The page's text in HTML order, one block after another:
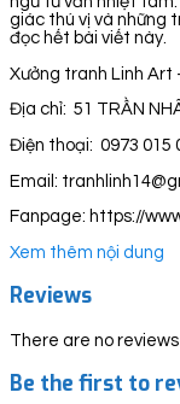
giác thú vị và những
đọc hết bài viết này.
Xưởng tranh Linh Art
Địa chỉ: 51 TRẦN
Điện thoại: 0973 015
Email:
Fanpage: https://
Xem thêm nội dung
Reviews
There are no reviews
Be the first to